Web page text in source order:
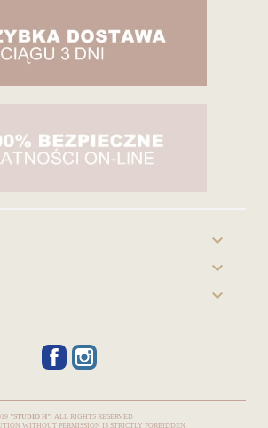



FACEBOOK
"STUDIO H". ALL RIGHTS RESERVED
WITHOUT PERMISSION IS STRICTLY FORBIDDEN